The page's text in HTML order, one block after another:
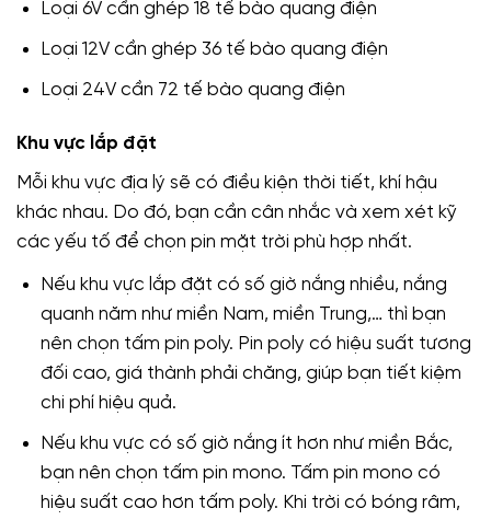
Loại 6V cần ghép 18 tế bào quang điện
Loại 12V cần ghép 36 tế bào quang điện
Loại 24V cần 72 tế bào quang điện
Khu vực lắp đặt
Mỗi khu vực địa lý sẽ có điều kiện thời tiết, khí hậu
khác nhau. Do đó, bạn cần cân nhắc và xem xét kỹ
các yếu tố để chọn pin mặt trời phù hợp nhất.
Nếu khu vực lắp đặt có số giờ nắng nhiều, nắng
quanh năm như miền Nam, miền Trung,… thì bạn
nên chọn tấm pin poly. Pin poly có hiệu suất tương
đối cao, giá thành phải chăng, giúp bạn tiết kiệm
chi phí hiệu quả.
Nếu khu vực có số giờ nắng ít hơn như miền Bắc,
bạn nên chọn tấm pin mono. Tấm pin mono có
hiệu suất cao hơn tấm poly. Khi trời có bóng râm,